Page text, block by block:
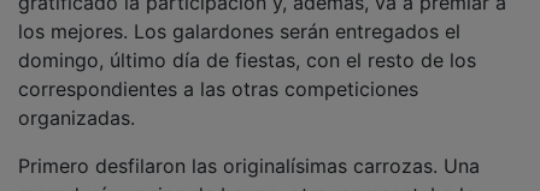
los mejores. Los galardones serán entregados el
domingo, último día de fiestas, con el resto de los
correspondientes a las otras competiciones
organizadas.
reproducía un ring de boxeo, otra representaba la